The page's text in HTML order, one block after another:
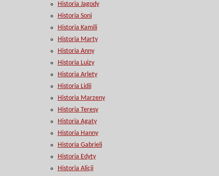
Historia Jagody
Historia Soni
Historia Kamili
Historia Marty
Historia Anny
Historia Luizy
Historia Arlety
Historia Lidii
Historia Marzeny
Historia Teresy
Historia Agaty
Historia Hanny
Historia Gabrieli
Historia Edyty
Historia Alicji